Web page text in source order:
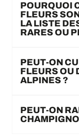
POURQUOI
FLEURS
LA LISTE
RARES OU
PEUT-ON
FLEURS OU
ALPINES ?
PEUT-ON